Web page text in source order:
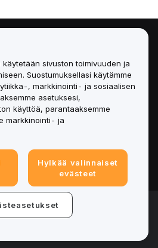
rights reserved.
sivuston toimivuuden ja
Suostumuksellasi käytämme
, markkinointi- ja sosiaalisen
asetuksesi,
käyttöä, parantaaksemme
markkinointi- ja
Hylkää valinnaiset
evästeet